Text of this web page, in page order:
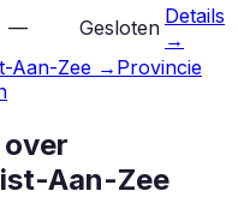
— Gesloten Details
→
Aan-Zee → Provincie
Aan-Zee